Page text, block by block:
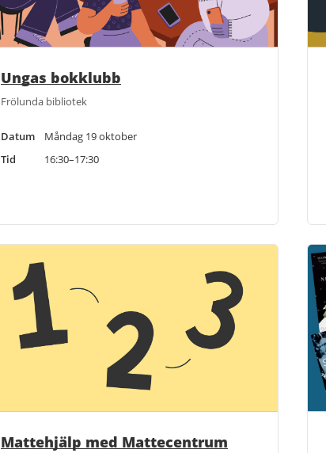
Ungas bokklubb
Frölunda bibliotek
Datum
Måndag 19 oktober
Tid
16:30–17:30
Mattehjälp med Mattecentrum